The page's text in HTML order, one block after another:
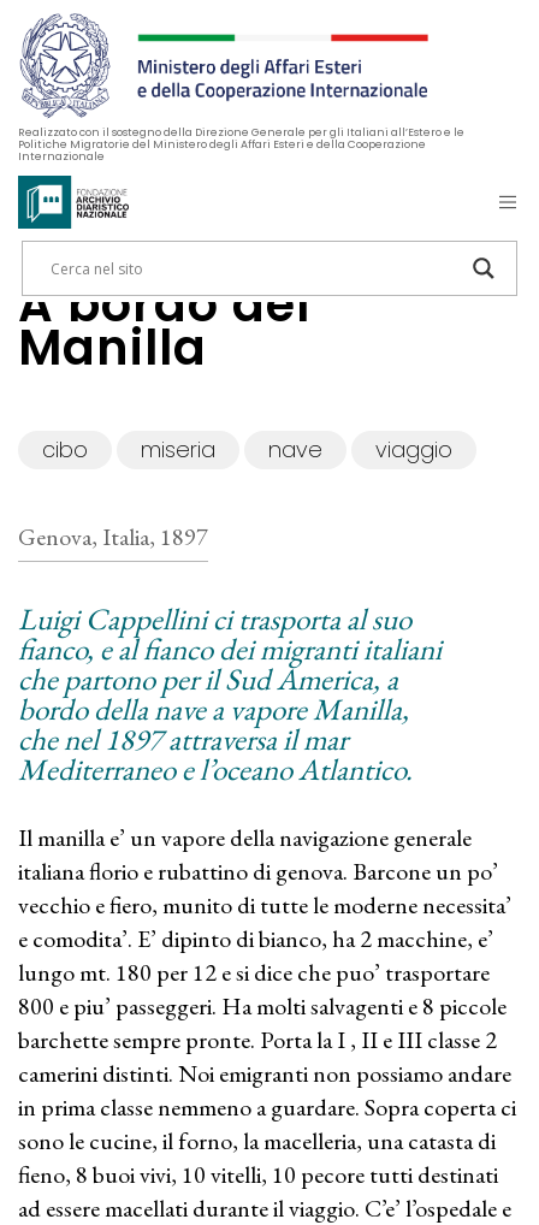
Realizzato con il sostegno della Direzione Generale per gli Italiani all’Estero e le
Politiche Migratorie del Ministero degli Affari Esteri e della Cooperazione
Internazionale
A bordo del
Manilla
cibo miseria nave viaggio
Genova, Italia, 1897
Luigi Cappellini ci trasporta al suo
fianco, e al fianco dei migranti italiani
che partono per il Sud America, a
bordo della nave a vapore Manilla,
che nel 1897 attraversa il mar
Mediterraneo e l’oceano Atlantico.
Il manilla e’ un vapore della navigazione generale
italiana florio e rubattino di genova. Barcone un po’
vecchio e fiero, munito di tutte le moderne necessita’
e comodita’. E’ dipinto di bianco, ha 2 macchine, e’
lungo mt. 180 per 12 e si dice che puo’ trasportare
800 e piu’ passeggeri. Ha molti salvagenti e 8 piccole
barchette sempre pronte. Porta la I , II e III classe 2
camerini distinti. Noi emigranti non possiamo andare
in prima classe nemmeno a guardare. Sopra coperta ci
sono le cucine, il forno, la macelleria, una catasta di
fieno, 8 buoi vivi, 10 vitelli, 10 pecore tutti destinati
ad essere macellati durante il viaggio. C’e’ l’ospedale e